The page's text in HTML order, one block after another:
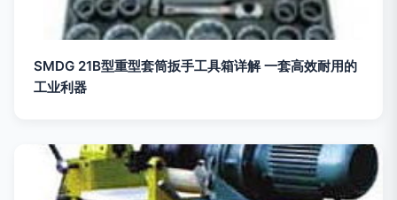
SMDG 21B型重型套筒扳手工具箱详解 一套高效耐用的
工业利器